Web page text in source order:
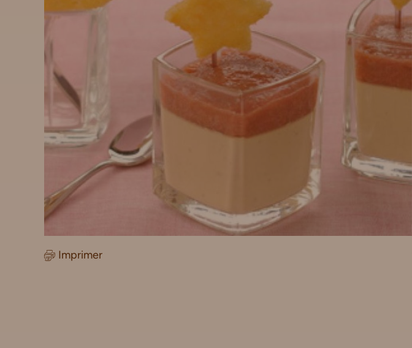
Imprimer